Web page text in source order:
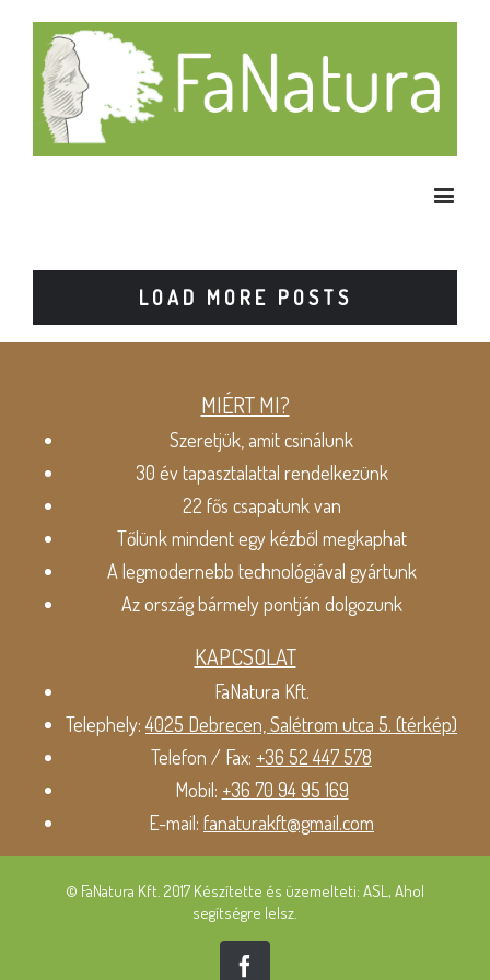
LOAD MORE POSTS
MIÉRT MI?
Szeretjük, amit csinálunk
30 év tapasztalattal rendelkezünk
22 fős csapatunk van
Tőlünk mindent egy kézből megkaphat
A legmodernebb technológiával gyártunk
Az ország bármely pontján dolgozunk
KAPCSOLAT
FaNatura Kft.
Telephely:4025 Debrecen, Salétrom utca 5. (térkép)
Telefon / Fax: +36 52 447 578
Mobil: +36 70 94 95 169
E-mail: fanaturakft@gmail.com
© FaNatura Kft. 2017 Készítette és üzemelteti: ASL, Ahol
segítségre lelsz.